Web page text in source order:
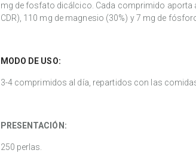
mg de fosfato dicálcico. Cada comprimido aporta
CDR), 110 mg de magnesio (30%) y 7 mg de fósforo
M ODO DE USO:
3-4 comprimidos al día, repartidos con las
PRESENTACIÓN:
250 perlas.